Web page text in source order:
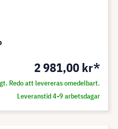
2 981,00 kr*
Redo att levereras omedelbart.
Leveranstid 4-9 arbetsdagar